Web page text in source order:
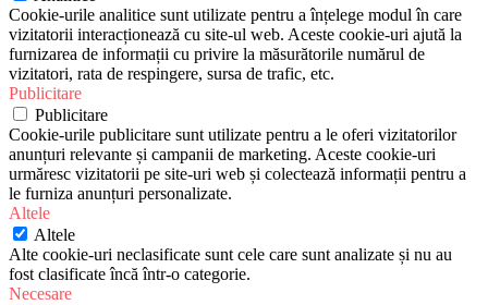
Cookie-urile analitice sunt utilizate pentru a înțelege modul în care
vizitatorii interacționează cu site-ul web. Aceste cookie-uri ajută la
furnizarea de informații cu privire la măsurătorile numărul de
vizitatori, rata de respingere, sursa de trafic, etc.
Publicitare
Publicitare
Cookie-urile publicitare sunt utilizate pentru a le oferi vizitatorilor
anunțuri relevante și campanii de marketing. Aceste cookie-uri
urmăresc vizitatorii pe site-uri web și colectează informații pentru a
le furniza anunțuri personalizate.
Altele
Altele
Alte cookie-uri neclasificate sunt cele care sunt analizate și nu au
fost clasificate încă într-o categorie.
Necesare